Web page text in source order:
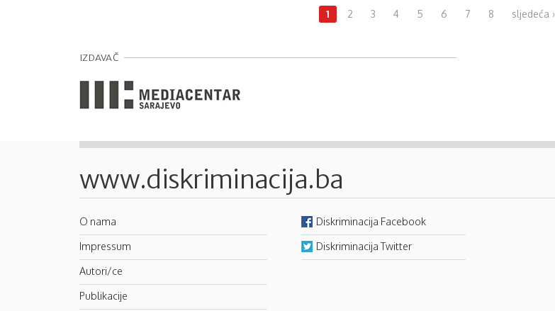
1 2 3 4 5 6 7 8 sljedeća ›
IZDAVAČ
www.diskriminacija.ba
O nama
Impressum
Autori/ce
Publikacije
Diskriminacija Facebook
Diskriminacija Twitter